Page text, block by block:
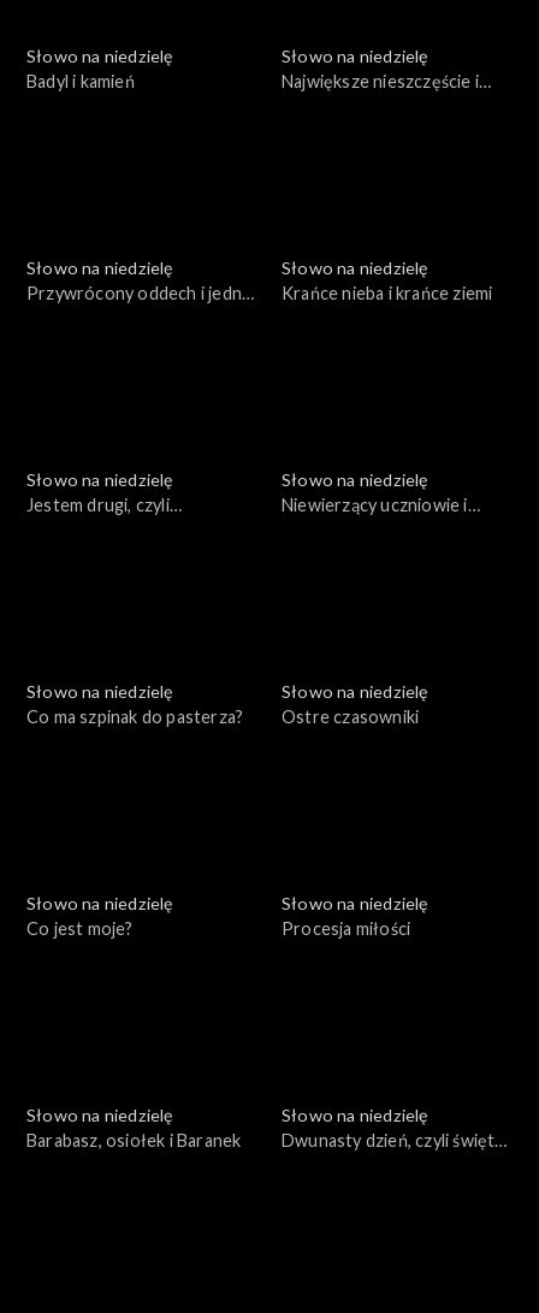
Słowo na niedzielę
Badyl i kamień
Słowo na niedzielę
Największe nieszczęście i
Słowo na niedzielę
Przywrócony oddech i jedno
Słowo na niedzielę
Krańce nieba i krańce ziemi
Słowo na niedzielę
Jestem drugi, czyli
Słowo na niedzielę
Niewierzący uczniowie i
Słowo na niedzielę
Co ma szpinak do pasterza?
Słowo na niedzielę
Ostre czasowniki
Słowo na niedzielę
Co jest moje?
Słowo na niedzielę
Procesja miłości
Słowo na niedzielę
Barabasz, osiołek i Baranek
Słowo na niedzielę
Dwunasty dzień, czyli święty